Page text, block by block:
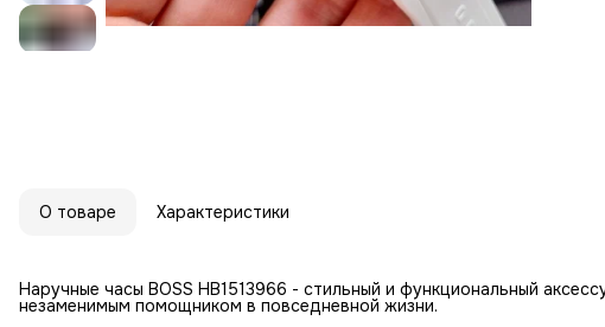
О товаре Характеристики
Наручные часы BOSS HB1513966 - стильный и функциональный
незаменимым помощником в повседневной жизни.